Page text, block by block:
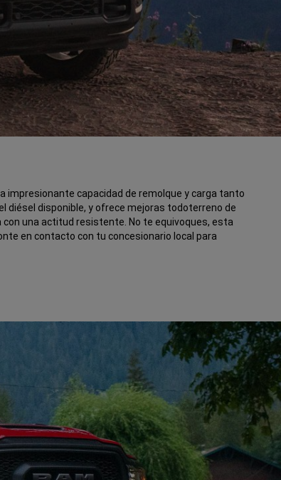
impresionante capacidad de remolque y carga tanto
diésel disponible, y ofrece mejoras todoterreno de
una actitud resistente. No te equivoques, esta
en contacto con tu concesionario local para